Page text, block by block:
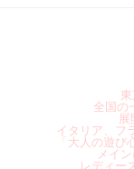
全国の
イタリア、フ
「大人の遊
メイ
レディー